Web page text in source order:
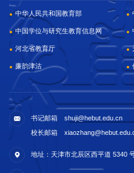
中华人民共和国教育部
中国学位与研究生教育信息网
河北省教育厅
廉韵津沽
书记邮箱 shuji@hebut.edu.cn
校长邮箱
地址：天津市北辰区西平道 5340